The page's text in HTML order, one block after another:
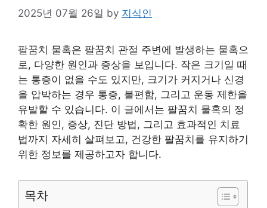
2025년 07월 26일 by 지식인
팔꿈치 물혹은 팔꿈치 관절 주변에 발생하는 물혹으
로, 다양한 원인과 증상을 보입니다. 작은 크기일 때
는 통증이 없을 수도 있지만, 크기가 커지거나 신경
을 압박하는 경우 통증, 불편함, 그리고 운동 제한을
유발할 수 있습니다. 이 글에서는 팔꿈치 물혹의 정
확한 원인, 증상, 진단 방법, 그리고 효과적인 치료
법까지 자세히 살펴보고, 건강한 팔꿈치를 유지하기
위한 정보를 제공하고자 합니다.
목차